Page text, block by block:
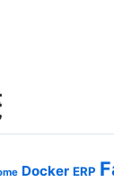
Docker ERP